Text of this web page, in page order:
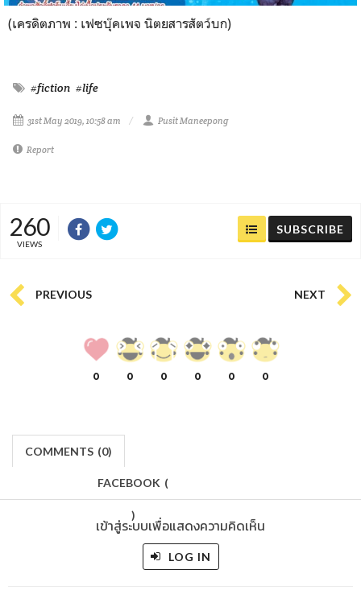
(เครดิตภาพ : เฟซบุ๊คเพจ นิตยสารสัตว์บก)
#fiction #life
31st May 2019, 10:58 am Pusit Maneepong
Report
260
VIEWS
SUBSCRIBE
PREVIOUS NEXT
0 0 0 0 0 0
COMMENTS (0)
FACEBOOK (
)
เข้าสู่ระบบเพื่อแสดงความคิดเห็น
LOG IN